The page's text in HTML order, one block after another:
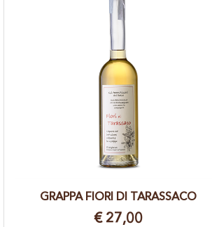
GRAPPA FIORI DI TARASSACO
€ 27,00